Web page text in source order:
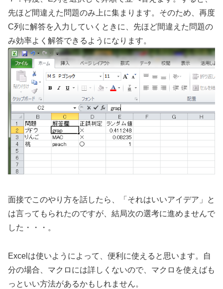
先ほど間違えた問題のみ上に集まります。そのため、再度
C列に解答を入力していくときに、先ほど間違えた問題の
み効率よく解答できるようになります。
面接でこのやり方を話したら、「それはいいアイデア」と
は言ってもられたのですが、結局次の選考に進めませんで
した・・・。
Excelは使いようによって、便利に使えると思います。自
分の場合、マクロには詳しくないので、マクロを使えばも
っといい方法があるかもしれません。